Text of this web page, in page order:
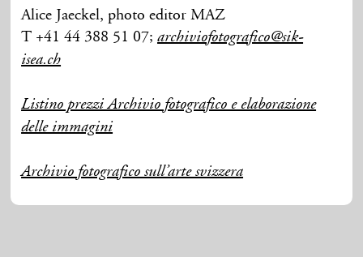
Alice Jaeckel, photo editor MAZ
T +41 44 388 51 07;archiviofotografico@sik-
isea.ch
Listino prezzi Archivio fotografico e elaborazione
delle immagini
Archivio fotografico sull’arte svizzera